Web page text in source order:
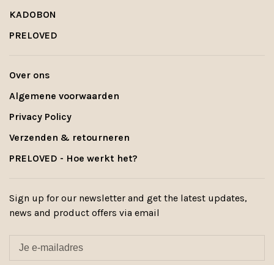
KADOBON
PRELOVED
Over ons
Algemene voorwaarden
Privacy Policy
Verzenden & retourneren
PRELOVED - Hoe werkt het?
Sign up for our newsletter and get the latest updates,
news and product offers via email